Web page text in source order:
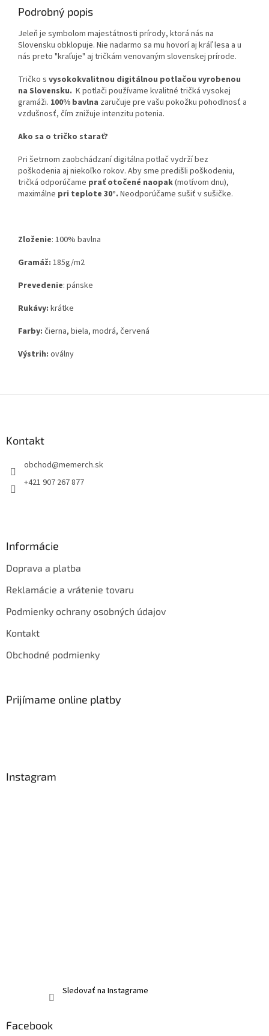
Podrobný popis
Jeleň je symbolom majestátnosti prírody, ktorá nás na
Slovensku obklopuje. Nie nadarmo sa mu hovorí aj kráľ lesa a u
nás preto "kraľuje" aj tričkám venovaným slovenskej prírode.
Tričko s vysokokvalitnou digitálnou potlačou vyrobenou
na Slovensku. K potlači používame kvalitné tričká vysokej
gramáži. 100% bavlna zaručuje pre vašu pokožku pohodlnosť a
vzdušnosť, čím znižuje intenzitu potenia.
Ako sa o tričko starať?
Pri šetrnom zaobchádzaní digitálna potlač vydrží bez
poškodenia aj niekoľko rokov. Aby sme predišli poškodeniu,
tričká odporúčame prať otočené naopak(motívom dnu),
maximálne pri teplote 30°. Neodporúčame sušiť v sušičke.
Zloženie: 100% bavlna
Gramáž: 185g/m2
Prevedenie: pánske
Rukávy: krátke
Farby: čierna, biela, modrá, červená
Výstrih: oválny
Kontakt
obchod@memerch.sk
+421 907 267 877
Informácie
Doprava a platba
Reklamácie a vrátenie tovaru
Podmienky ochrany osobných údajov
Kontakt
Obchodné podmienky
Prijímame online platby
Instagram
Sledovať na Instagrame
Facebook